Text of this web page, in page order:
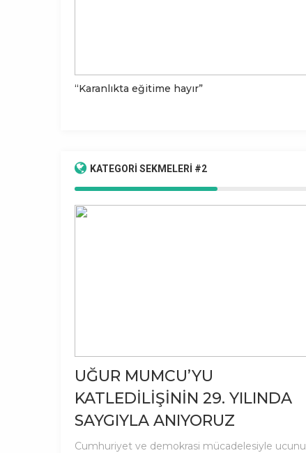
“Karanlıkta eğitime hayır”
KATEGORİ SEKMELERİ #2
UĞUR MUMCU’YU
KATLEDİLİŞİNİN 29. YILINDA
SAYGIYLA ANIYORUZ
Cumhuriyet ve demokrasi mücadelesiyle ucunu